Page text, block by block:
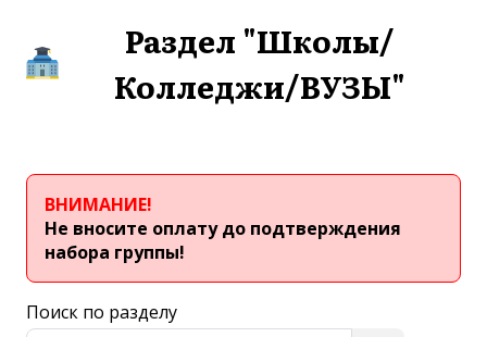
description Нормативные документы
Фотогалерея
account_circleЛичный кабинет
infoО центре
Раздел "Школы/
Колледжи/ВУЗЫ"
ВНИМАНИЕ!
Не вносите оплату до подтверждения
набора группы!
Поиск по разделу